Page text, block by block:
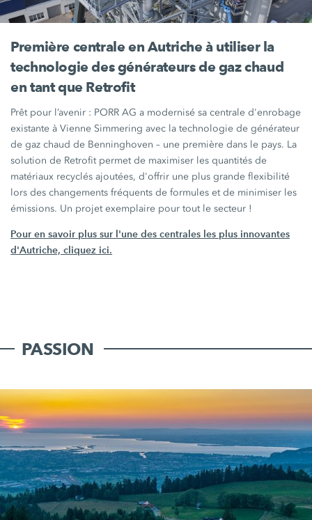
Première centrale en Autriche à utiliser la
technologie des générateurs de gaz chaud
en tant que Retrofit
Prêt pour l’avenir : PORR AG a modernisé sa centrale d'enrobage
existante à Vienne Simmering avec la technologie de générateur
de gaz chaud de Benninghoven – une première dans le pays. La
solution de Retrofit permet de maximiser les quantités de
matériaux recyclés ajoutées, d'offrir une plus grande flexibilité
lors des changements fréquents de formules et de minimiser les
émissions. Un projet exemplaire pour tout lesecteur !
Pour en savoir plus sur l'une des centrales les plus innovantes
d'Autriche, cliquez ici.
PASSION